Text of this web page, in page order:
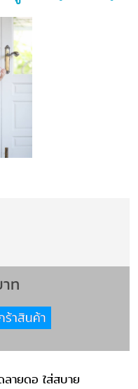
ท
ลายดอ ใส่สบาย